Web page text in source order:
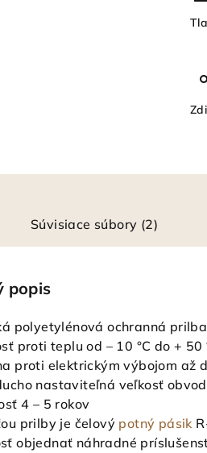
Súvisiace súbory (2)
popis
polyetylénová ochranná
proti teplu od – 10 °C do + 50
proti elektrickým výbojom až
nastaviteľná veľkosť
4 – 5 rokov
prilby je čelový potný pásik
objednať náhradné